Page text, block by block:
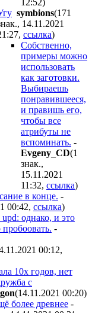
symbions(171
14.11.2021
, ссылка)
Собственно,
примеры можно
использовать
как заготовки.
Выбираешь
понравившееся,
и правишь его,
чтобы все
атрибуты не
вспоминать. -
Evgeny_CD(1
знак.,
15.11.2021
11:32, ссылка)
в конце. -
00:42, ссылка)
однако, и это
-
00:12,
10х годов, нет
с
(14.11.2021 00:20)
более древнее -